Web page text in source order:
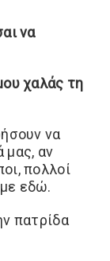
να
χαλάς τη
να
μας, αν
πολλοί
εδώ.
πατρίδα